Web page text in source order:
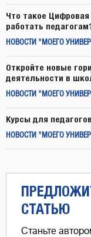
Что такое Цифровая
работать
НОВОСТИ "МОЕГО
Откройте новые
деятельности в
НОВОСТИ "МОЕГО
Курсы для
НОВОСТИ "МОЕГО
СТАТЬЮ
Станьте